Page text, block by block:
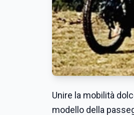
Unire la mobilità
modello della